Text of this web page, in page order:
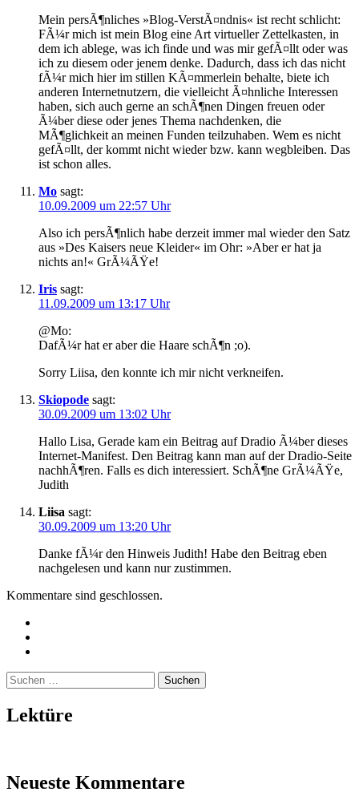
Mein persÃ¶nliches »Blog-VerstÃ¤ndnis« ist recht schlicht:
FÃ¼r mich ist mein Blog eine Art virtueller Zettelkasten, in
dem ich ablege, was ich finde und was mir gefÃ¤llt oder was
ich zu diesem oder jenem denke. Dadurch, dass ich das nicht
fÃ¼r mich hier im stillen KÃ¤mmerlein behalte, biete ich
anderen Internetnutzern, die vielleicht Ã¤hnliche Interessen
haben, sich auch gerne an schÃ¶nen Dingen freuen oder
Ã¼ber diese oder jenes Thema nachdenken, die
MÃ¶glichkeit an meinen Funden teilzuhaben. Wem es nicht
gefÃ¤llt, der kommt nicht wieder bzw. kann wegbleiben. Das
ist schon alles.
Mo sagt:
10.09.2009 um 22:57 Uhr
Also ich persÃ¶nlich habe derzeit immer mal wieder den Satz
aus »Des Kaisers neue Kleider« im Ohr: »Aber er hat ja
nichts an!« GrÃ¼ÃŸe!
Iris sagt:
11.09.2009 um 13:17 Uhr
@Mo:
DafÃ¼r hat er aber die Haare schÃ¶n ;o).
Sorry Liisa, den konnte ich mir nicht verkneifen.
Skiopode sagt:
30.09.2009 um 13:02 Uhr
Hallo Lisa, Gerade kam ein Beitrag auf Dradio Ã¼ber dieses
Internet-Manifest. Den Beitrag kann man auf der Dradio-Seite
nachhÃ¶ren. Falls es dich interessiert. SchÃ¶ne GrÃ¼ÃŸe,
Judith
Liisa sagt:
30.09.2009 um 13:20 Uhr
Danke fÃ¼r den Hinweis Judith! Habe den Beitrag eben
nachgelesen und kann nur zustimmen.
Kommentare sind geschlossen.
Suchen
nach:
Lektüre
Neueste Kommentare